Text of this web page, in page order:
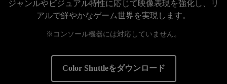
ジャンルやビジュアル特性に応じて映像表現を強化し、リ
アルで鮮やかなゲーム世界を実現します。
※コンソール機器には対応していません。
Color Shuttleをダウンロード